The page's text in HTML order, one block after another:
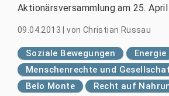
Aktionärsversammlung am 25.
09.04.2013 |von Christian Russau
Soziale Bewegungen
Energie
Menschenrechte und
Belo Monte
Recht auf